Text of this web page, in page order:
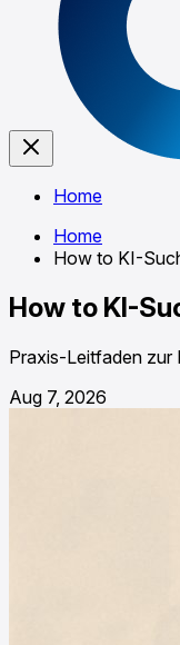
Home
Home
How to KI-
How to KI-
Praxis-Leitfaden zur
Aug 7, 2026